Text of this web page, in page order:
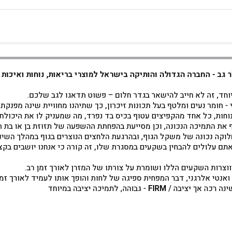
זה לא חייב להישאר בגדר חלום – פשוט תדאגו לגב שלכם.
התמיכה הנכונה, וכן מסייעת בהפחתת ההשפעה של תזוזת בן או בת
נכונה של משקל הגוף, ובהרגעת הלחצים הנוצרים בגוף במהלך
עלולים להבחין בשקעים במסגרת שלו, זה קורה כי אנחנו יושבים
השקעים הללו ושומרת על צורתו של המזרן לאורך זמן רב.
אלרגני, דבר המפחית ספיגה של לחות והופך אותו לעמיד לאורך
רכה אך יציבה / FIRM - גבוהה, לתמיכה יציבה במיוחד